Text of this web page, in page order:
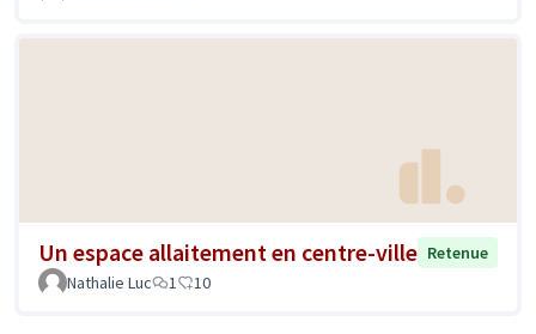
Un espace allaitement en centre-ville Retenue
Nathalie Luc
1 10